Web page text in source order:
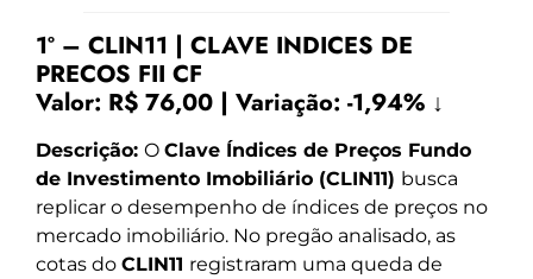
1º – CLIN11 | CLAVE INDICES DE
PRECOS FII CF
Valor: R$ 76,00 | Variação: -1,94% ↓
Descrição: O Clave Índices de Preços Fundo
de Investimento Imobiliário (CLIN11) busca
replicar o desempenho de índices de preços no
mercado imobiliário. No pregão analisado, as
cotas do CLIN11 registraram uma queda de